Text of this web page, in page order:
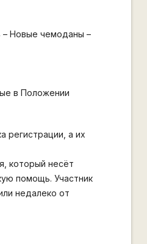
– Новые чемоданы –
в Положении
регистрации, а их
который несёт
помощь. Участник
недалеко от